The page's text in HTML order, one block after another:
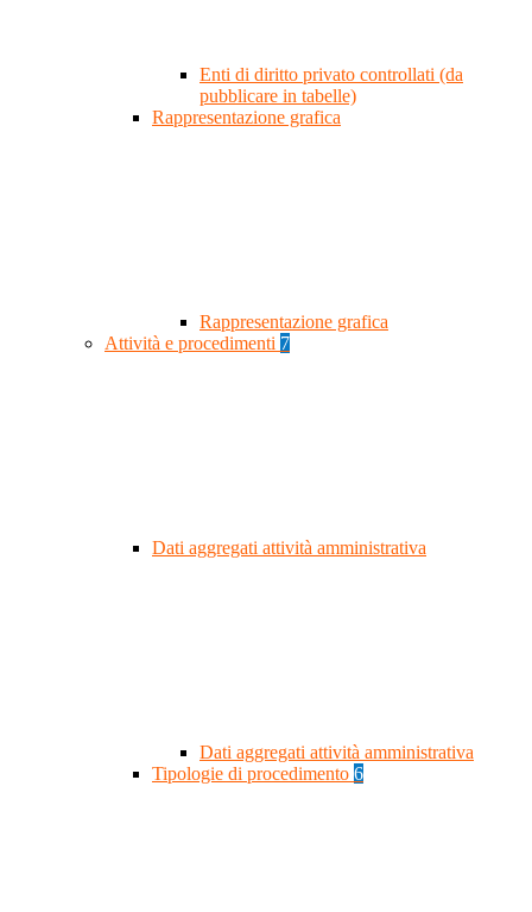
Enti di diritto privato controllati (da
pubblicare in tabelle)
Rappresentazione grafica
Rappresentazione grafica
Attività e procedimenti 7
Dati aggregati attività amministrativa
Dati aggregati attività amministrativa
Tipologie di procedimento 6